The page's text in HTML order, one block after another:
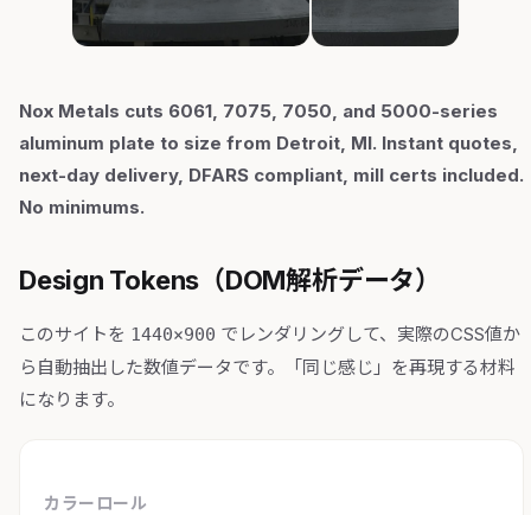
Nox Metals cuts 6061, 7075, 7050, and 5000-series
aluminum plate to size from Detroit, MI. Instant quotes,
next-day delivery, DFARS compliant, mill certs included.
No minimums.
Design Tokens（DOM解析データ）
このサイトを 1440×900 でレンダリングして、実際のCSS値か
ら自動抽出した数値データです。「同じ感じ」を再現する材料
になります。
カラーロール